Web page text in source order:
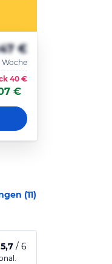
€
Woche
40 €
€
(11)
5,7/ 6